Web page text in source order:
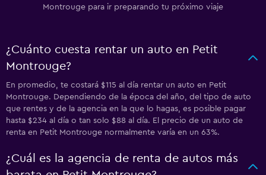
Montrouge para ir preparando tu próximo viaje
¿Cuánto cuesta rentar un auto en Petit
Montrouge?
En promedio, te costará $115 al día rentar un auto en Petit
Montrouge. Dependiendo de la época del año, del tipo de auto
que rentes y de la agencia en la que lo hagas, es posible pagar
hasta $234 al día o tan solo $88 al día. El precio de un auto de
renta en Petit Montrouge normalmente varía en un 63%.
¿Cuál es la agencia de renta de autos más